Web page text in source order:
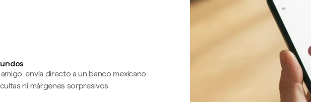
envía directo a un banco mexicano
ni márgenes sorpresivos.